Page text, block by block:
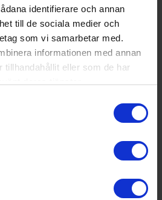
identifierare och annan
till de sociala medier och
som vi samarbetar med.
informationen med annan
tillhandahållit eller som de har
Essentials svart
149:-
I lager